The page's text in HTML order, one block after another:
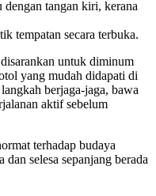
dengan tangan kiri, kerana
tempatan secara terbuka.
untuk diminum
yang mudah didapati di
berjaga-jaga, bawa
aktif sebelum
terhadap budaya
selesa sepanjang berada